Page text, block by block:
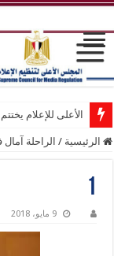
الأعلى للإعلام
الرئيسية / الراحلة
1
9 مايو، 2018